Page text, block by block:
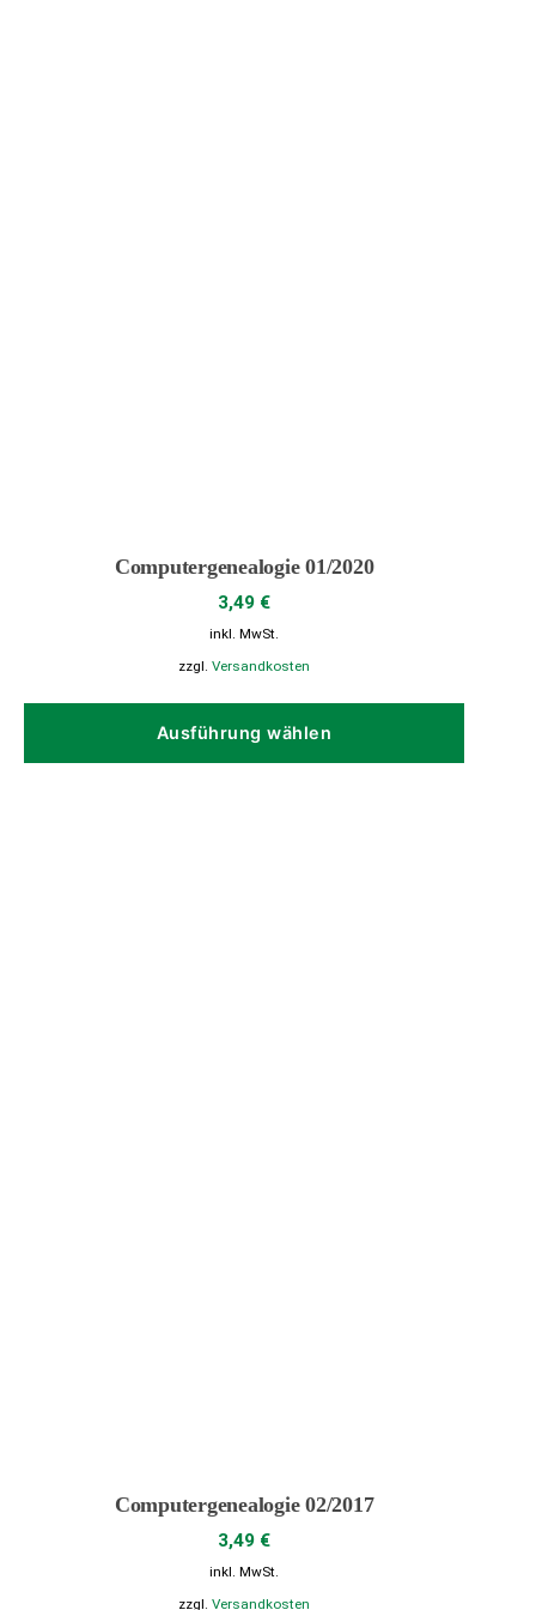
Computergenealogie 01/2020
3,49 €
inkl. MwSt.
zzgl. Versandkosten
Ausführung wählen
Dieses
weist
Computergenealogie 02/2017
3,49 €
inkl. MwSt.
zzgl. Versandkosten